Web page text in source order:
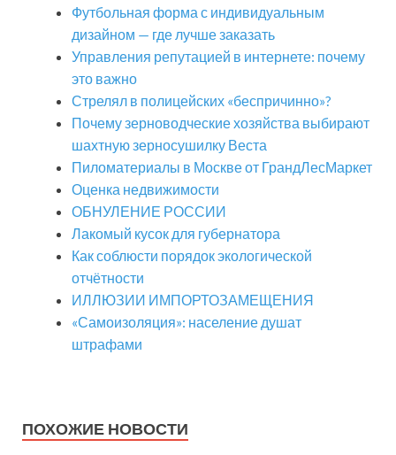
Футбольная форма с индивидуальным
дизайном — где лучше заказать
Управления репутацией в интернете: почему
это важно
Стрелял в полицейских «беспричинно»?
Почему зерноводческие хозяйства выбирают
шахтную зерносушилку Веста
Пиломатериалы в Москве от ГрандЛесМаркет
Оценка недвижимости
ОБНУЛЕНИЕ РОССИИ
Лакомый кусок для губернатора
Как соблюсти порядок экологической
отчётности
ИЛЛЮЗИИ ИМПОРТОЗАМЕЩЕНИЯ
«Самоизоляция»: население душат
штрафами
ПОХОЖИЕ НОВОСТИ